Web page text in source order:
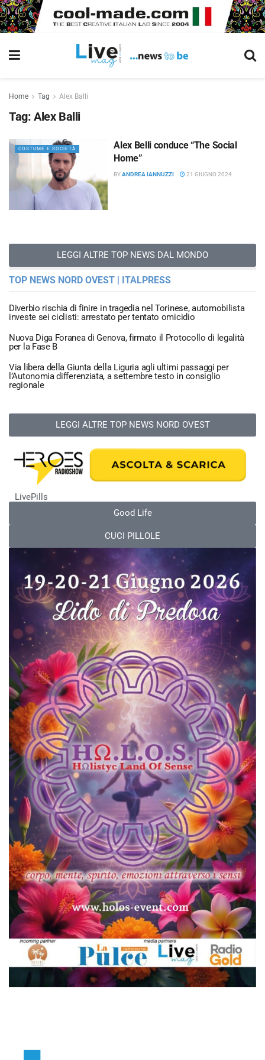
Home Tag Alex Balli
Tag: Alex Balli
COSTUME E SOCIETÀ
Alex Belli conduce “The Social
Home”
BYANDREA IANNUZZI 21 GIUGNO 2024
LEGGI ALTRE TOP NEWS DAL MONDO
TOP NEWS NORD OVEST | ITALPRESS
Diverbio rischia di finire in tragedia nel Torinese, automobilista
investe sei ciclisti: arrestato per tentato omicidio
Nuova Diga Foranea di Genova, firmato il Protocollo di legalità
per la Fase B
Via libera della Giunta della Liguria agli ultimi passaggi per
l’Autonomia differenziata, a settembre testo in consiglio
regionale
LEGGI ALTRE TOP NEWS NORD OVEST
LivePills
Good Life
CUCI PILLOLE